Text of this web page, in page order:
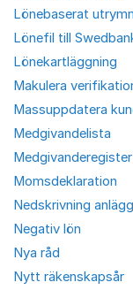
Lönebaserat
Lönefil till
Lönekartläggning
Makulera
Massuppdatera
Medgivandelista
Medgivanderegister
Momsdeklaration
Nedskrivning
Negativ lön
Nya råd
Nytt räkenskapsår